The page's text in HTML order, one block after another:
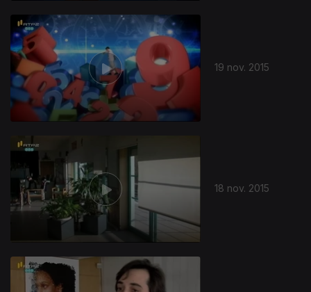
19 nov. 2015
18 nov. 2015